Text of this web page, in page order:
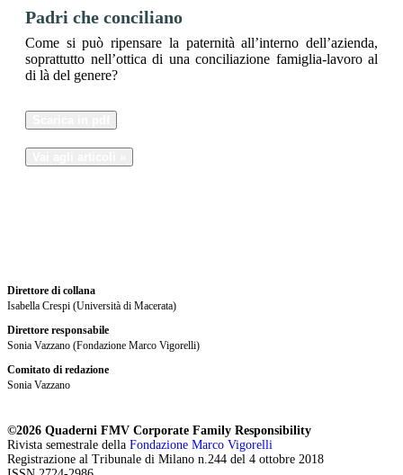
Padri che conciliano
Come si può ripensare la paternità all’interno dell’azienda,
soprattutto nell’ottica di una conciliazione famiglia-lavoro al
di là del genere?
Direttore di collana
Isabella Crespi (Università di Macerata)
Direttore responsabile
Sonia Vazzano (Fondazione Marco Vigorelli)
Comitato di redazione
Sonia Vazzano
©2026 Quaderni FMV Corporate Family Responsibility
Rivista semestrale della Fondazione Marco Vigorelli
Registrazione al Tribunale di Milano n.244 del 4 ottobre 2018